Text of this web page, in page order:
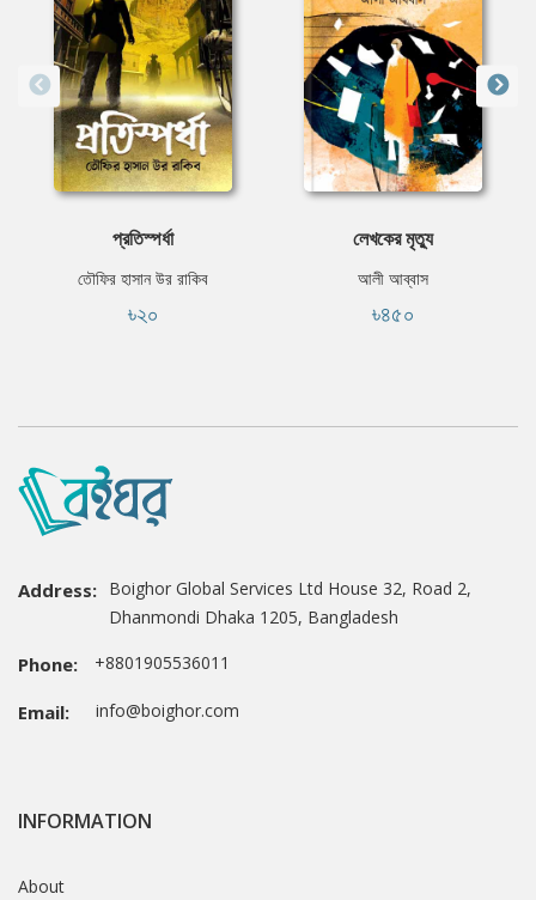
প্রতিস্পর্ধা
তৌফির হাসান উর রাকিব
৳২০
লেখকের মৃত্যু
আলী আব্বাস
৳৪৫০
Address: Boighor Global Services Ltd House 32, Road 2,
Dhanmondi Dhaka 1205, Bangladesh
Phone: +8801905536011
Email: info@boighor.com
INFORMATION
About